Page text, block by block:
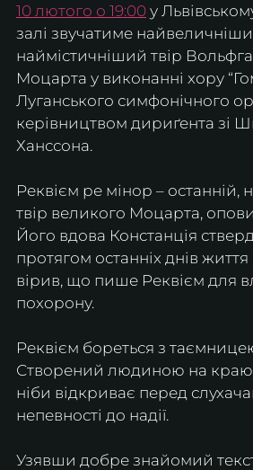
10 лютого о 19:00 у
залі звучатиме
наймістичніший твір
Моцарта у виконанні хору
Луганського симфонічного
керівництвом дириґента зі
Ханссона.
Реквієм ре мінор –
твір великого Моцарта,
Його вдова Констанція
протягом останніх днів
вірив, що пише Реквієм для
похорону.
Реквієм бореться з
Створений людиною на краю
ніби відкриває перед
непевності до надії.
Узявши добре знайомий